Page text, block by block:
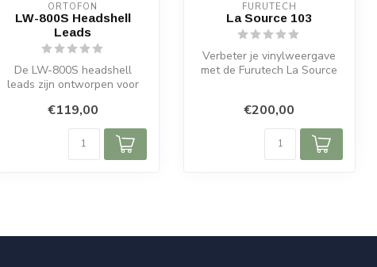
ORTOFON
LW-800S Headshell
Leads
De LW-800S headshell
leads zijn ontworpen voor
compromis wi...
€119,00
FURUTECH
La Source 103
Verbeter je vinylweergave
met de Furutech La Source
€200,00